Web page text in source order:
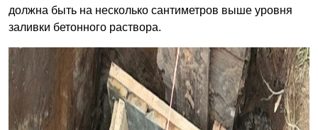
должна быть на несколько сантиметров выше уровня
заливки бетонного раствора.